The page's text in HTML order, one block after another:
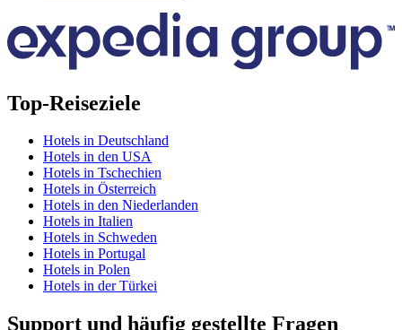
Top-Reiseziele
Hotels in Deutschland
Hotels in den USA
Hotels in Tschechien
Hotels in Österreich
Hotels in den Niederlanden
Hotels in Italien
Hotels in Schweden
Hotels in Portugal
Hotels in Polen
Hotels in der Türkei
Support und häufig gestellte Fragen